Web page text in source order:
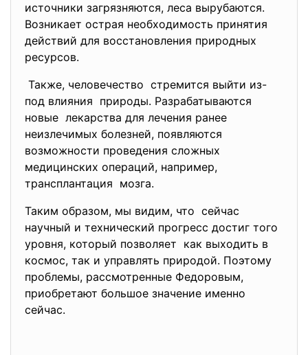
источники загрязняются, леса вырубаются.
Возникает острая необходимость принятия
действий для восстановления природных
ресурсов.
Также, человечество стремится выйти из-
под влияния природы. Разрабатываются
новые лекарства для лечения ранее
неизлечимых болезней, появляются
возможности проведения сложных
медицинских операций, например,
трансплантация мозга.
Таким образом, мы видим, что сейчас
научный и технический прогресс достиг того
уровня, который позволяет как выходить в
космос, так и управлять природой. Поэтому
проблемы, рассмотренные Федоровым,
приобретают большое значение именно
сейчас.